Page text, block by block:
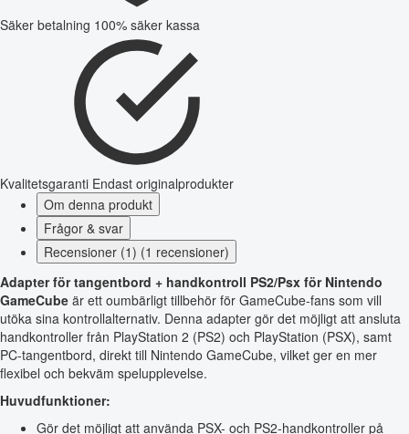
Säker betalning 100% säker kassa
Kvalitetsgaranti Endast originalprodukter
Om denna produkt
Frågor & svar
Recensioner (1) (1 recensioner)
Adapter för tangentbord + handkontroll PS2/Psx för Nintendo
GameCube är ett oumbärligt tillbehör för GameCube-fans som vill
utöka sina kontrollalternativ. Denna adapter gör det möjligt att ansluta
handkontroller från PlayStation 2 (PS2) och PlayStation (PSX), samt
PC-tangentbord, direkt till Nintendo GameCube, vilket ger en mer
flexibel och bekväm spelupplevelse.
Huvudfunktioner:
Gör det möjligt att använda PSX- och PS2-handkontroller på